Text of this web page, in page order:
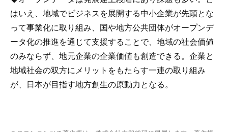
はいえ、地域でビジネスを展開する中小企業が先頭とな
って事業化に取り組み、国や地方公共団体がオープンデ
ータ化の推進を通じて支援することで、地域の社会価値
のみならず、地元企業の企業価値も創造できる。企業と
地域社会の双方にメリットをもたらす一連の取り組み
が、日本が目指す地方創生の原動力となる。